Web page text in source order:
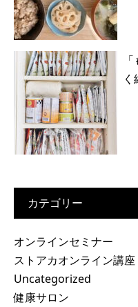
カテゴリー
オンラインセミナー
ストアカオンライン講座
Uncategorized
健康サロン